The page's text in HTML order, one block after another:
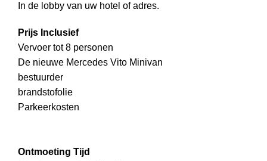
In de lobby van uw hotel of adres.
Prijs Inclusief
Vervoer tot 8 personen
De nieuwe Mercedes Vito Minivan
bestuurder
brandstofolie
Parkeerkosten
Ontmoeting Tijd